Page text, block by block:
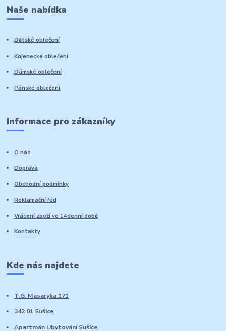
Naše nabídka
Dětské oblečení
Kojenecké oblečení
Dámské oblečení
Pánské oblečení
Informace pro zákazníky
O nás
Doprava
Obchodní podmínky
Reklamační řád
Vrácení zboží ve 14denní době
Kontakty
Kde nás najdete
T.G. Masaryka 171
342 01 Sušice
Apartmán Ubytování Sušice